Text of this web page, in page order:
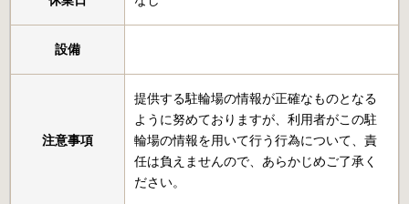
設備
注意事項
提供する駐輪場の情報が正確なものとなる
ように努めておりますが、利用者がこの駐
輪場の情報を用いて行う行為について、責
任は負えませんので、あらかじめご了承く
ださい。